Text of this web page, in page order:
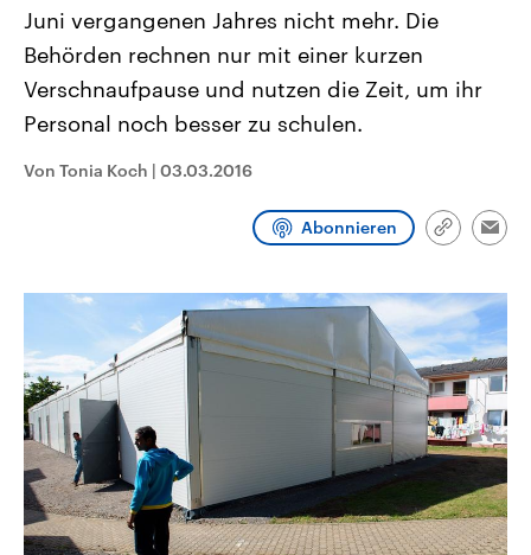
Landtagswahl Sachsen-Anhalt
2026
Alle Informationen
Sachsen-Anhalt wählt am 6.
September 2026 einen neuen
Bundesland von einer Koalition aus
CDU, SPD und FDP regiert.-
Wahlprogramme, aktuelle Berichte
und Hintergründe zu den Parteien
Aktuelle Beiträge,
Hintergründe
Wirtschaftlich und
gehören die Vereinigten
Programm Podcasts
Audio-Archiv
Juni vergangenen Jahres nicht mehr. Die
Behörden rechnen nur mit einer kurzen
Verschnaufpause und nutzen die Zeit, um ihr
Personal noch besser zu schulen.
Von Tonia Koch | 03.03.2016
Abonnieren
Link